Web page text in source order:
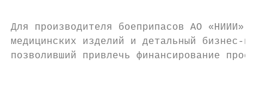
Для производителя боеприпасов АО «НИИИ»
медицинских изделий и детальный
позволивший привлечь финансирование